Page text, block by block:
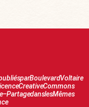
par Boulevard Voltaire
Creative Commons
Partage dans les Mêmes